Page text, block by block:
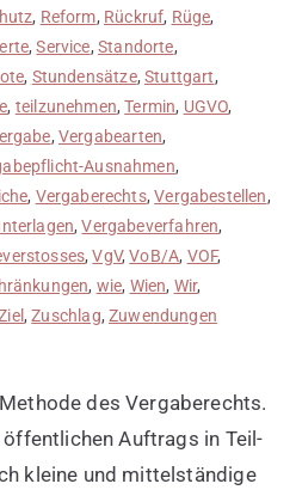
, Reform, Rückruf, Rüge,
,Service,Standorte,
, Stundensätze,Stuttgart,
, teilzunehmen,Termin, UGVO,
, Vergabearten,
Ausnahmen,
, Vergaberechts,Vergabestellen,
,Vergabeverfahren,
,VgV,VoB/A, VOF,
, wie, Wien, Wir,
,Zuschlag,Zuwendungen
des Vergaberechts.
Auftrags in Teil-
kleine und mittelständige